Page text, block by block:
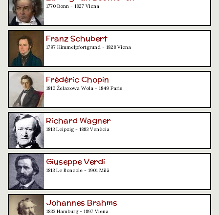
1770 Bonn - 1827 Viena
Franz Schubert
1797 Himmelpfortgrund - 1828 Viena
Frédéric Chopin
1810 Żelazowa Wola - 1849 París
Richard Wagner
1813 Leipzig - 1883 Venècia
Giuseppe Verdi
1813 Le Roncole - 1901 Milà
Johannes Brahms
1833 Hamburg - 1897 Viena